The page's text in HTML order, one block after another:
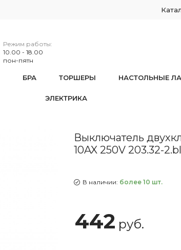
Режим работы:
10.00 - 18.00
пон-пятн
БРА ТОРШЕРЫ НАСТОЛЬНЫЕ
ЭЛЕКТРИКА
Выключатель
10AX 250V 203.32-
В наличии: более 10 шт.
442 руб.